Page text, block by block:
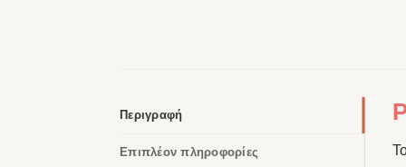
Περιγραφή
Επιπλέον πληροφορίες